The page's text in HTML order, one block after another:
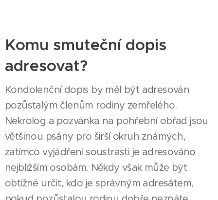
Komu smuteční dopis
adresovat?
Kondolenční dopis by měl být adresován
pozůstalým členům rodiny zemřelého.
Nekrolog a pozvánka na pohřební obřad jsou
většinou psány pro širší okruh známých,
zatímco vyjádření soustrasti je adresováno
nejbližším osobám. Někdy však může být
obtížné určit, kdo je správným adresátem,